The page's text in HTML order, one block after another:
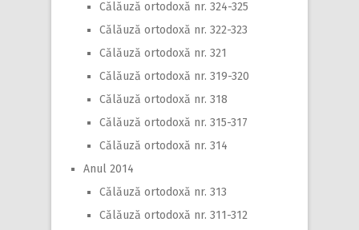
Călăuză ortodoxă nr. 324-325
Călăuză ortodoxă nr. 322-323
Călăuză ortodoxă nr. 321
Călăuză ortodoxă nr. 319-320
Călăuză ortodoxă nr. 318
Călăuză ortodoxă nr. 315-317
Călăuză ortodoxă nr. 314
Anul 2014
Călăuză ortodoxă nr. 313
Călăuză ortodoxă nr. 311-312